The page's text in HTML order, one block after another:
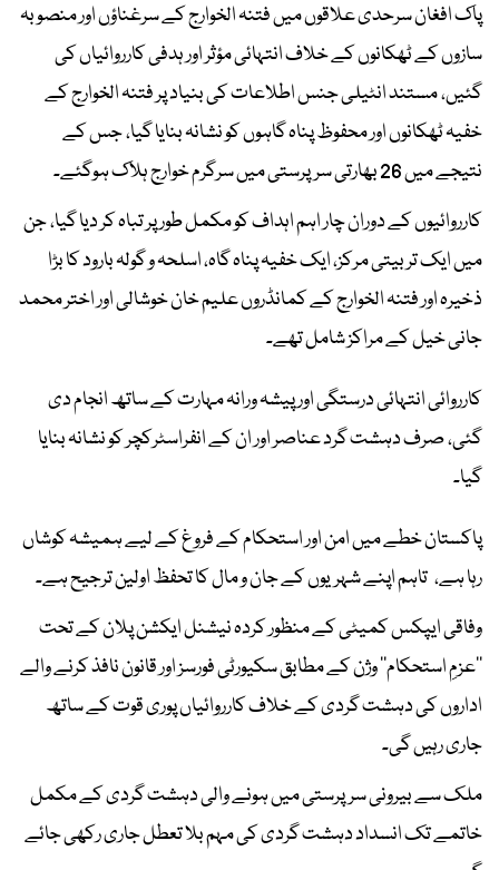
پاک افغان سرحدی علاقوں میں فتنہ الخوارج کے سرغناؤں اور منصوبہ
سازوں کے ٹھکانوں کے خلاف انتہائی مؤثر اور ہدفی کارروائیاں کی
گئیں، مستند انٹیلی جنس اطلاعات کی بنیاد پر فتنہ الخوارج کے
خفیہ ٹھکانوں اور محفوظ پناہ گاہوں کو نشانہ بنایا گیا، جس کے
نتیجے میں 26 بھارتی سرپرستی میں سرگرم خوارج ہلاک ہوگئے۔
کارروائیوں کے دوران چار اہم اہداف کو مکمل طور پر تباہ کر دیا گیا، جن
میں ایک تربیتی مرکز، ایک خفیہ پناہ گاہ، اسلحہ و گولہ بارود کا بڑا
ذخیرہ اور فتنہ الخوارج کے کمانڈروں علیم خان خوشالی اور اختر محمد
جانی خیل کے مراکز شامل تھے۔
کارروائی انتہائی درستگی اور پیشہ ورانہ مہارت کے ساتھ انجام دی
گئی، صرف دہشت گرد عناصر اور ان کے انفراسٹرکچر کو نشانہ بنایا
گیا۔
پاکستان خطے میں امن اور استحکام کے فروغ کے لیے ہمیشہ کوشاں
رہا ہے، تاہم اپنے شہریوں کے جان و مال کا تحفظ اولین ترجیح ہے۔
وفاقی ایپکس کمیٹی کے منظور کردہ نیشنل ایکشن پلان کے تحت
’’عزمِ استحکام‘‘ وژن کے مطابق سکیورٹی فورسز اور قانون نافذ کرنے والے
اداروں کی دہشت گردی کے خلاف کارروائیاں پوری قوت کے ساتھ
جاری رہیں گی۔
ملک سے بیرونی سرپرستی میں ہونے والی دہشت گردی کے مکمل
خاتمے تک انسداد دہشت گردی کی مہم بلا تعطل جاری رکھی جائے